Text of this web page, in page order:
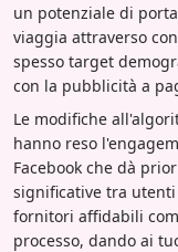
un potenziale di
viaggia attraverso
spesso target
con la pubblicità a
Le modifiche
hanno reso
Facebook che dà
significative tra
fornitori affidabili
processo, dando ai